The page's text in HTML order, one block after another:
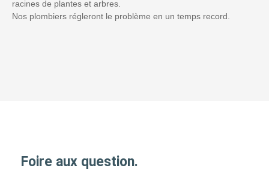
racines de plantes et arbres.
Nos plombiers régleront le problème en un temps record.
Foire aux question.